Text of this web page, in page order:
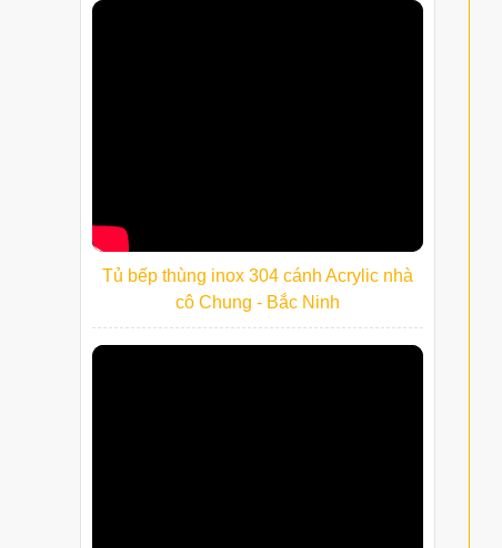
Tủ bếp thùng inox 304 cánh Acrylic nhà
cô Chung - Bắc Ninh